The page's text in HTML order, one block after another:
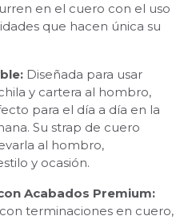
en el cuero con el uso
que hacen única su
Diseñada para usar
y cartera al hombro,
para el día a día en la
Su strap de cuero
al hombro,
y ocasión.
Acabados Premium:
terminaciones en cuero,